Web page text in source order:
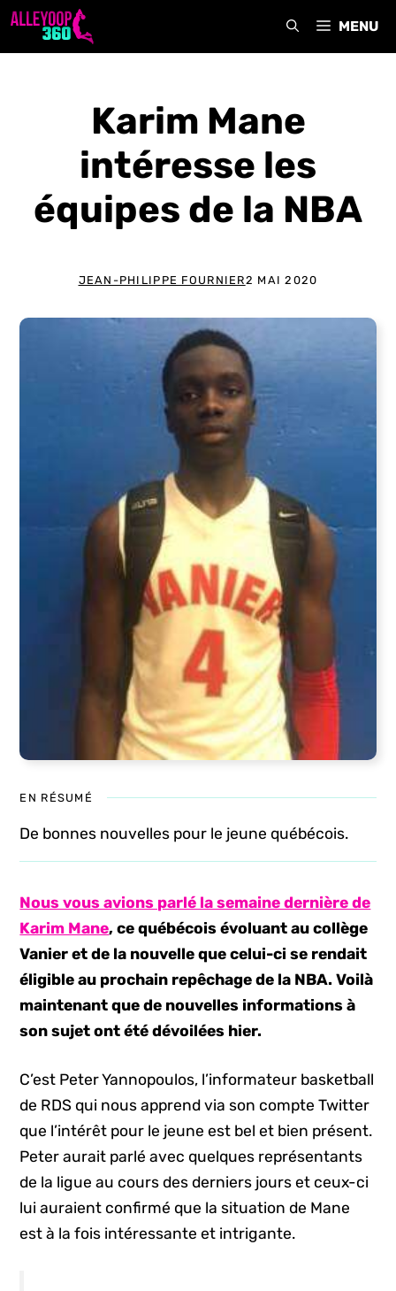
Aller
MENU
Karim Mane
intéresse les
équipes de la NBA
JEAN-PHILIPPE FOURNIER2 MAI 2020
EN RÉSUMÉ
De bonnes nouvelles pour le jeune québécois.
Nous vous avions parlé la semaine dernière de
Karim Mane, ce québécois évoluant au collège
Vanier et de la nouvelle que celui-ci se rendait
éligible au prochain repêchage de la NBA. Voilà
maintenant que de nouvelles informations à
son sujet ont été dévoilées hier.
C’est Peter Yannopoulos, l’informateur basketball
de RDS qui nous apprend via son compte Twitter
que l’intérêt pour le jeune est bel et bien présent.
Peter aurait parlé avec quelques représentants
de la ligue au cours des derniers jours et ceux-ci
lui auraient confirmé que la situation de Mane
est à la fois intéressante et intrigante.